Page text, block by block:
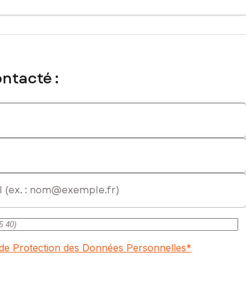
:
Protection des Données Personnelles*